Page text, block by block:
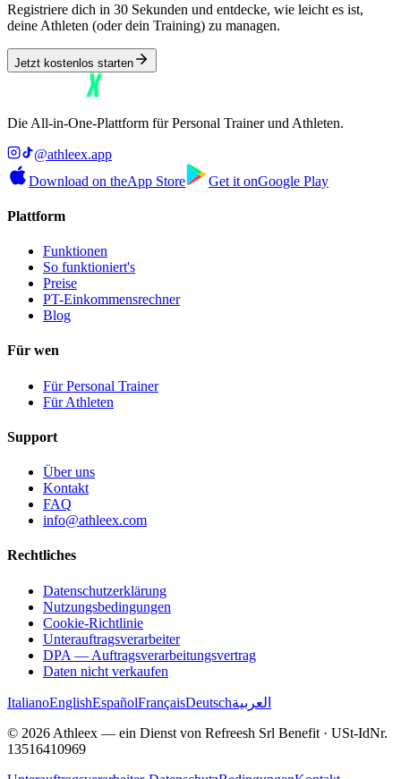
Registriere dich in 30 Sekunden und entdecke, wie leicht es ist,
deine Athleten (oder dein Training) zu managen.
Jetzt kostenlos starten
Die All-in-One-Plattform für Personal Trainer und Athleten.
@athleex.app
Download on theApp Store Get it onGoogle Play
Plattform
Funktionen
So funktioniert's
Preise
PT-Einkommensrechner
Blog
Für wen
Für Personal Trainer
Für Athleten
Support
Über uns
Kontakt
FAQ
info@athleex.com
Rechtliches
Datenschutzerklärung
Nutzungsbedingungen
Cookie-Richtlinie
Unterauftragsverarbeiter
DPA — Auftragsverarbeitungsvertrag
Daten nicht verkaufen
ItalianoEnglishEspañolFrançaisDeutschالعربية
© 2026 Athleex — ein Dienst von Refreesh Srl Benefit · USt-IdNr.
13516410969